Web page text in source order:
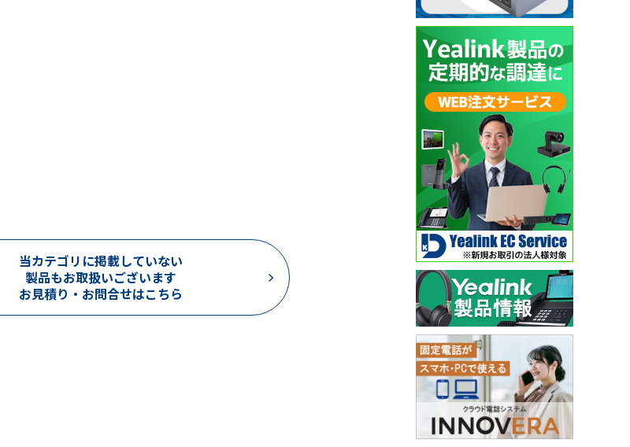
当カテゴリに掲載していない
製品もお取扱いございます
お見積り・お問合せはこちら